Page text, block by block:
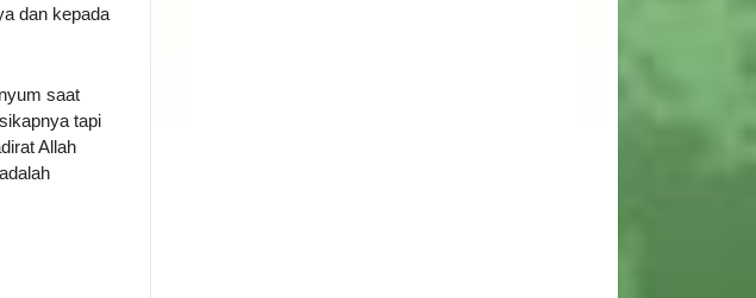
dan kepada
saat
tapi
Allah